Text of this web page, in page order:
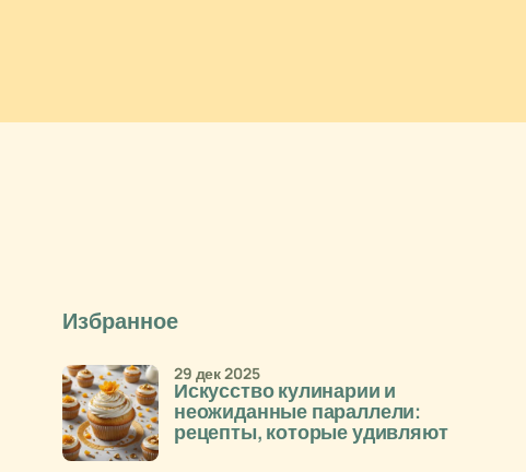
Избранное
Искусство кулинарии и
неожиданные параллели:
рецепты, которые удивляют
29 дек 2025